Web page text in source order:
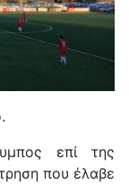
επί της
που έλαβε